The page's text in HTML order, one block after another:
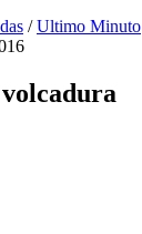
/Ultimo Minuto